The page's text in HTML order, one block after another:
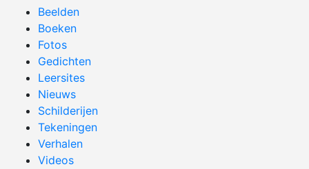
Beelden
Boeken
Fotos
Gedichten
Leersites
Nieuws
Schilderijen
Tekeningen
Verhalen
Videos